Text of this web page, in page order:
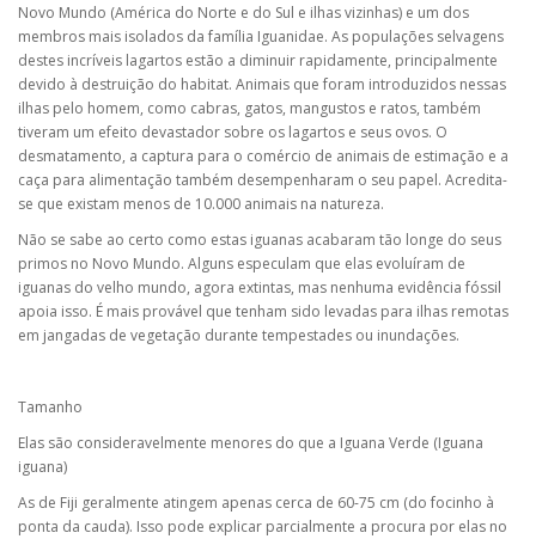
Novo Mundo (América do Norte e do Sul e ilhas vizinhas) e um dos
membros mais isolados da família Iguanidae. As populações selvagens
destes incríveis lagartos estão a diminuir rapidamente, principalmente
devido à destruição do habitat. Animais que foram introduzidos nessas
ilhas pelo homem, como cabras, gatos, mangustos e ratos, também
tiveram um efeito devastador sobre os lagartos e seus ovos. O
desmatamento, a captura para o comércio de animais de estimação e a
caça para alimentação também desempenharam o seu papel. Acredita-
se que existam menos de 10.000 animais na natureza.
Não se sabe ao certo como estas iguanas acabaram tão longe do seus
primos no Novo Mundo. Alguns especulam que elas evoluíram de
iguanas do velho mundo, agora extintas, mas nenhuma evidência fóssil
apoia isso. É mais provável que tenham sido levadas para ilhas remotas
em jangadas de vegetação durante tempestades ou inundações.
Tamanho
Elas são consideravelmente menores do que a Iguana Verde (Iguana
iguana)
As de Fiji geralmente atingem apenas cerca de 60-75 cm (do focinho à
ponta da cauda). Isso pode explicar parcialmente a procura por elas no